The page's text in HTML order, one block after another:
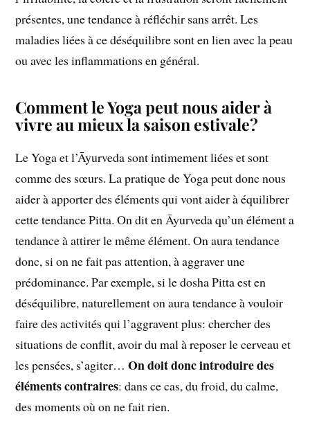
présentes, une tendance à réfléchir sans arrêt. Les
maladies liées à ce déséquilibre sont en lien avec la peau
ou avec les inflammations en général.
Comment le Yoga peut nous aider à
vivre au mieux la saison estivale?
Le Yoga et l’Āyurveda sont intimement liées et sont
comme des sœurs. La pratique de Yoga peut donc nous
aider à apporter des éléments qui vont aider à équilibrer
cette tendance Pitta. On dit en Āyurveda qu’un élément a
tendance à attirer le même élément. On aura tendance
donc, si on ne fait pas attention, à aggraver une
prédominance. Par exemple, si le dosha Pitta est en
déséquilibre, naturellement on aura tendance à vouloir
faire des activités qui l’aggravent plus: chercher des
situations de conflit, avoir du mal à reposer le cerveau et
les pensées, s’agiter…On doit donc introduire des
éléments contraires: dans ce cas, du froid, du calme,
des moments où on ne fait rien.